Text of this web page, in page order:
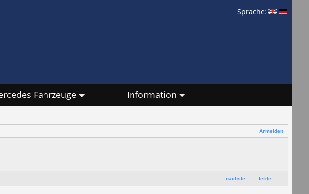
Sprache:
Fahrzeuge Information
Anmelden
nächste letzte